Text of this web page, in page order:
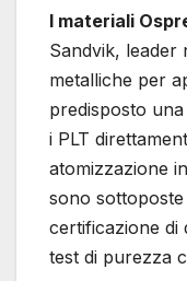
I materiali
Sandvik, leader
metalliche per
predisposto
i PLT
atomizzazione
sono
certificazione di
test di purezza